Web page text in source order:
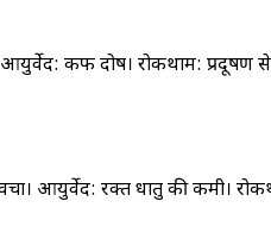
कफ दोष। रोकथाम: प्रदूषण
आयुर्वेद: रक्त धातु की कमी।